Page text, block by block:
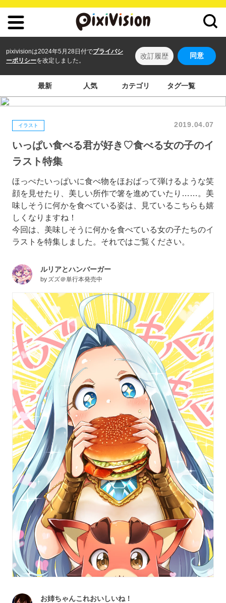
pixivisionは2024年5月28日付でプライバシ
ーポリシーを改定しました。
改訂履歴 同意
最新 人気 カテゴリ タグ一覧
イラスト 2019.04.07
いっぱい食べる君が好き♡食べる女の子のイ
ラスト特集
ほっぺたいっぱいに食べ物をほおばって弾けるような笑
顔を見せたり、美しい所作で箸を進めていたり……。美
味しそうに何かを食べている姿は、見ているこちらも嬉
しくなりますね！
今回は、美味しそうに何かを食べている女の子たちのイ
ラストを特集しました。それではご覧ください。
ルリアとハンバーガー
by ズズ＠単行本発売中
お姉ちゃんこれおいしいね！